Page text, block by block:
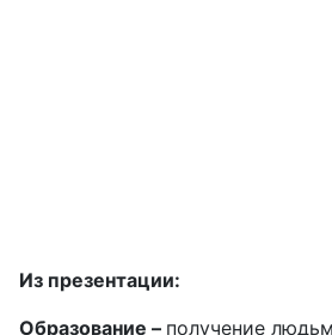
Из презентации:
Образование – получение